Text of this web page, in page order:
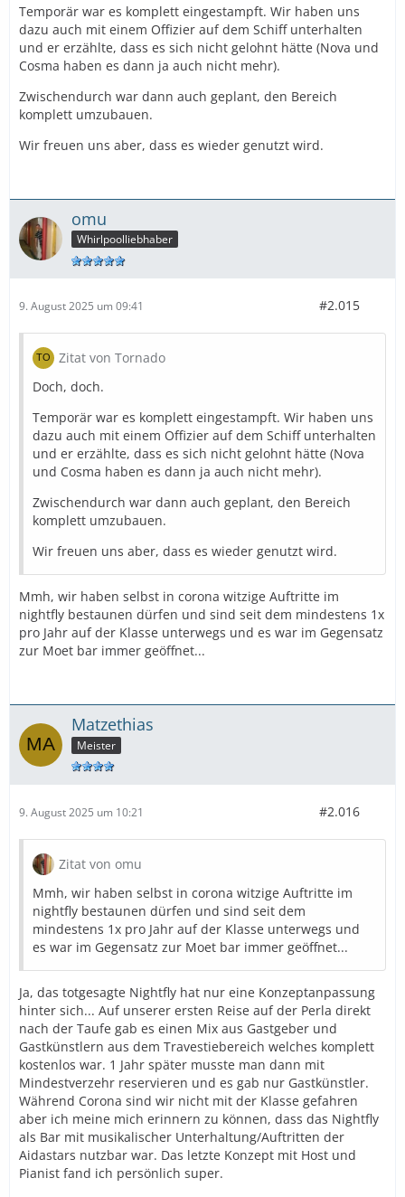
Temporär war es komplett eingestampft. Wir haben uns
dazu auch mit einem Offizier auf dem Schiff unterhalten
und er erzählte, dass es sich nicht gelohnt hätte (Nova und
Cosma haben es dann ja auch nicht mehr).
Zwischendurch war dann auch geplant, den Bereich
komplett umzubauen.
Wir freuen uns aber, dass es wieder genutzt wird.
omu
Whirlpoolliebhaber
9. August 2025 um 09:41 #2.015
Zitat von Tornado
Doch, doch.
Temporär war es komplett eingestampft. Wir haben uns
dazu auch mit einem Offizier auf dem Schiff unterhalten
und er erzählte, dass es sich nicht gelohnt hätte (Nova
und Cosma haben es dann ja auch nicht mehr).
Zwischendurch war dann auch geplant, den Bereich
komplett umzubauen.
Wir freuen uns aber, dass es wieder genutzt wird.
Mmh, wir haben selbst in corona witzige Auftritte im
nightfly bestaunen dürfen und sind seit dem mindestens 1x
pro Jahr auf der Klasse unterwegs und es war im Gegensatz
zur Moet bar immer geöffnet...
Matzethias
Meister
9. August 2025 um 10:21 #2.016
Zitat von omu
Mmh, wir haben selbst in corona witzige Auftritte im
nightfly bestaunen dürfen und sind seit dem
mindestens 1x pro Jahr auf der Klasse unterwegs und
es war im Gegensatz zur Moet bar immer geöffnet...
Ja, das totgesagte Nightfly hat nur eine Konzeptanpassung
hinter sich... Auf unserer ersten Reise auf der Perla direkt
nach der Taufe gab es einen Mix aus Gastgeber und
Gastkünstlern aus dem Travestiebereich welches komplett
kostenlos war. 1 Jahr später musste man dann mit
Mindestverzehr reservieren und es gab nur Gastkünstler.
Während Corona sind wir nicht mit der Klasse gefahren
aber ich meine mich erinnern zu können, dass das Nightfly
als Bar mit musikalischer Unterhaltung/Auftritten der
Aidastars nutzbar war. Das letzte Konzept mit Host und
Pianist fand ich persönlich super.